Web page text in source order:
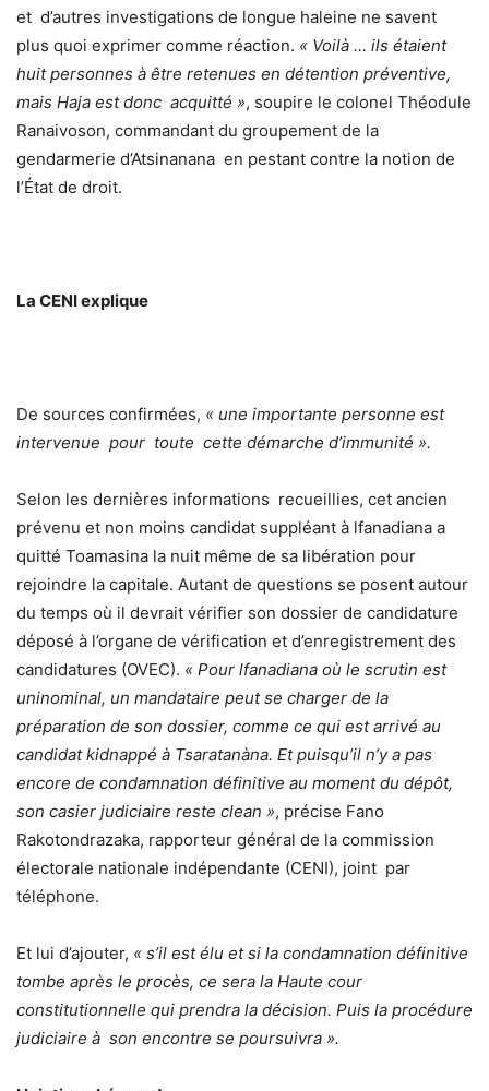
et d’autres investigations de longue haleine ne savent
plus quoi exprimer comme réaction. « Voilà … ils étaient
huit personnes à être retenues en détention préventive,
mais Haja est donc acquitté », soupire le colonel Théodule
Ranaivoson, commandant du groupement de la
gendarmerie d’Atsinanana en pestant contre la notion de
l’État de droit.
La CENI explique
De sources confirmées, « une importante personne est
intervenue pour toute cette démarche d’immunité ».
Selon les dernières informations recueillies, cet ancien
prévenu et non moins candidat suppléant à lfanadiana a
quitté Toamasina la nuit même de sa libération pour
rejoindre la capitale. Autant de questions se posent autour
du temps où il devrait vérifier son dossier de candidature
déposé à l’organe de vérification et d’enregistrement des
candidatures (OVEC). « Pour lfanadiana où le scrutin est
uninominal, un mandataire peut se charger de la
préparation de son dossier, comme ce qui est arrivé au
candidat kidnappé à Tsaratanàna. Et puisqu’il n’y a pas
encore de condamnation définitive au moment du dépôt,
son casier judiciaire reste clean », précise Fano
Rakotondrazaka, rapporteur général de la commission
électorale nationale indépendante (CENI), joint par
téléphone.
Et lui d’ajouter, « s’il est élu et si la condamnation définitive
tombe après le procès, ce sera la Haute cour
constitutionnelle qui prendra la décision. Puis la procédure
judiciaire à son encontre se poursuivra ».